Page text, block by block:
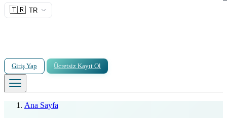
🇹🇷 TR
Giriş Yap Ücretsiz Kayıt Ol
Ana Sayfa